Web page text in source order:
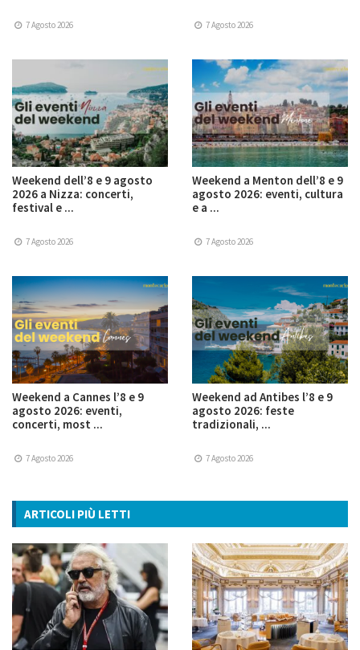
7 Agosto 2026 7 Agosto 2026
Weekend dell’8 e 9 agosto
2026 a Nizza: concerti,
festival e ...
7 Agosto 2026
Weekend a Menton dell’8 e 9
agosto 2026: eventi, cultura
e a ...
7 Agosto 2026
Weekend a Cannes l’8 e 9
agosto 2026: eventi,
concerti, most ...
7 Agosto 2026
Weekend ad Antibes l’8 e 9
agosto 2026: feste
tradizionali, ...
7 Agosto 2026
ARTICOLI PIÙ LETTI